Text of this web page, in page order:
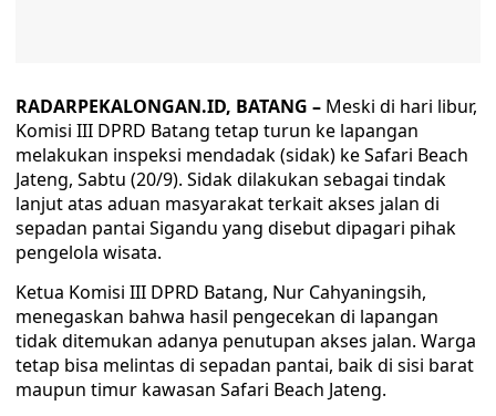
RADARPEKALONGAN.ID, BATANG – Meski di hari libur,
Komisi III DPRD Batang tetap turun ke lapangan
melakukan inspeksi mendadak (sidak) ke Safari Beach
Jateng, Sabtu (20/9). Sidak dilakukan sebagai tindak
lanjut atas aduan masyarakat terkait akses jalan di
sepadan pantai Sigandu yang disebut dipagari pihak
pengelola wisata.
Ketua Komisi III DPRD Batang, Nur Cahyaningsih,
menegaskan bahwa hasil pengecekan di lapangan
tidak ditemukan adanya penutupan akses jalan. Warga
tetap bisa melintas di sepadan pantai, baik di sisi barat
maupun timur kawasan Safari Beach Jateng.